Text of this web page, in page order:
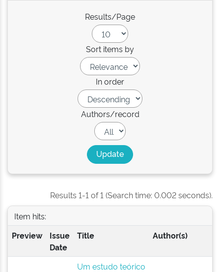
Results/Page
Sort items by
In order
Authors/record
Results 1-1 of 1 (Search time: 0.002 seconds).
Item hits:
Preview
Issue
Date
Title Author(s)
Um estudo teórico